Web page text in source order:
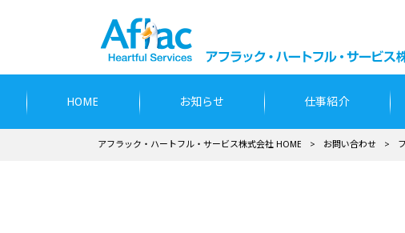
HOME お知らせ 仕事紹介
アフラック・ハートフル・サービス株式会社 HOME > お問い合わせ >